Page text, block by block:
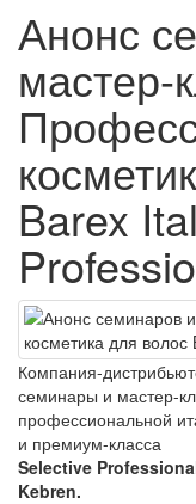
Анонс
мастер-
Barex
Компания-
семинары и мастер-
профессиональной
и премиум-класса
Selective
Kebren.